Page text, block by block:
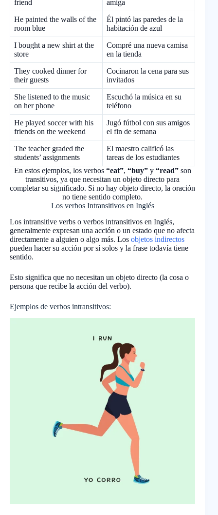
friend
amiga
He painted the walls of the
room blue
Él pintó las paredes de la
habitación de azul
I bought a new shirt at the
store
Compré una nueva camisa
en la tienda
They cooked dinner for
their guests
Cocinaron la cena para sus
invitados
She listened to the music
on her phone
Escuchó la música en su
teléfono
He played soccer with his
friends on the weekend
Jugó fútbol con sus amigos
el fin de semana
The teacher graded the
students’ assignments
El maestro calificó las
tareas de los estudiantes
En estos ejemplos, los verbos “eat”, “buy”y “read”son
transitivos, ya que necesitan un objeto directo para
completar su significado. Si no hay objeto directo, la oración
no tiene sentido completo.
Los verbos Intransitivos en Inglés
Los intransitive verbs o verbos intransitivos en Inglés,
generalmente expresan una acción o un estado que no afecta
directamente a alguien o algo más. Los objetos indirectos
pueden hacer su acción por sí solos y la frase todavía tiene
sentido.
Esto significa que no necesitan un objeto directo (la cosa o
persona que recibe la acción del verbo).
Ejemplos de verbos intransitivos: